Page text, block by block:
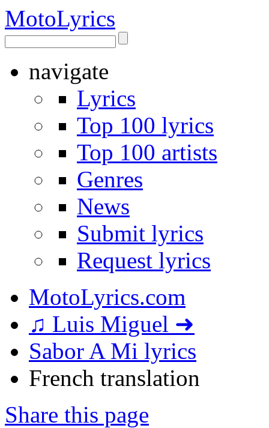
MotoLyrics
navigate
Lyrics
Top 100 lyrics
Top 100 artists
Genres
News
Submit lyrics
Request lyrics
MotoLyrics.com
♫ Luis Miguel ➜
Sabor A Mi lyrics
French translation
Share this page